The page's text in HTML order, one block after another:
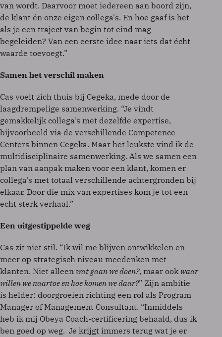
van wordt. Daarvoor moet iedereen aan boord zijn,
de klant én onze eigen collega's. En hoe gaaf is het
als je een traject van begin tot eind mag
begeleiden? Van een eerste idee naar iets dat écht
waarde toevoegt.”
Samen het verschil maken
Cas voelt zich thuis bij Cegeka, mede door de
laagdrempelige samenwerking. “Je vindt
gemakkelijk collega’s met dezelfde expertise,
bijvoorbeeld via de verschillende Competence
Centers binnen Cegeka. Maar het leukste vind ik de
multidisciplinaire samenwerking. Als we samen een
plan van aanpak maken voor een klant, komen er
collega’s met totaal verschillende achtergronden bij
elkaar. Door die mix van expertises kom je tot een
echt sterk verhaal.”
Een uitgestippelde weg
Cas zit niet stil. “Ik wil me blijven ontwikkelen en
meer op strategisch niveau meedenken met
klanten. Niet alleen wat gaan we doen?, maar ook waar
willen we naartoe en hoe komen we daar?” Zijn ambitie
is helder: doorgroeien richting een rol als Program
Manager of Management Consultant. “Inmiddels
heb ik mij Obeya Coach-certificering behaald, dus ik
ben goed op weg. Je krijgt immers terug wat je er